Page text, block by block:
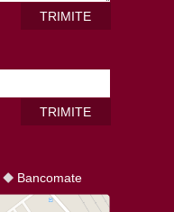
TRIMITE
TRIMITE
Bancomate